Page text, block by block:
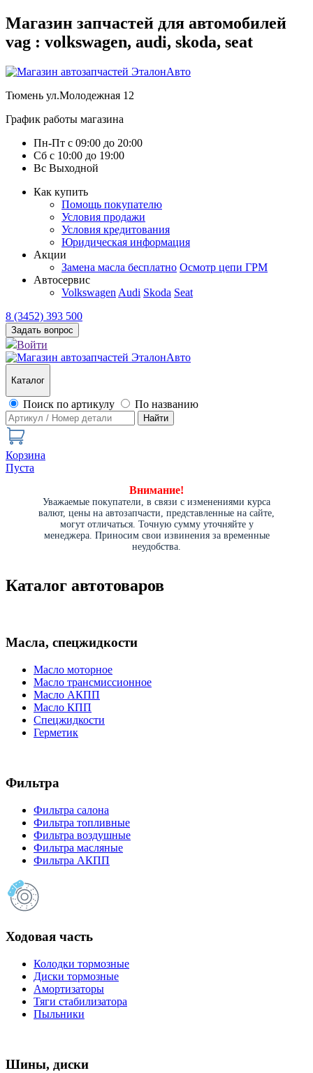
Магазин запчастей для автомобилей
vag : volkswagen, audi, skoda, seat
Тюмень ул.Молодежная 12
График работы магазина
Пн-Пт с 09:00 до 20:00
Сб с 10:00 до 19:00
Вс Выходной
Как купить
Помощь покупателю
Условия продажи
Условия кредитования
Юридическая информация
Акции
Замена масла бесплатно Осмотр цепи ГРМ
Автосервис
Volkswagen Audi Skoda Seat
8 (3452) 393 500
Задать вопрос
Войти
Каталог
Поиск по артикулу По названию
Найти
Корзина
Пуста
Внимание!
Уважаемые покупатели, в связи с изменениями курса
валют, цены на автозапчасти, представленные на сайте,
могут отличаться. Точную сумму уточняйте у
менеджера. Приносим свои извинения за временные
неудобства.
Каталог автотоваров
Масла, спецжидкости
Масло моторное
Масло трансмиссионное
Масло АКПП
Масло КПП
Спецжидкости
Герметик
Фильтра
Фильтра салона
Фильтра топливные
Фильтра воздушные
Фильтра масляные
Фильтра АКПП
Ходовая часть
Колодки тормозные
Диски тормозные
Амортизаторы
Тяги стабилизатора
Пыльники
Шины, диски